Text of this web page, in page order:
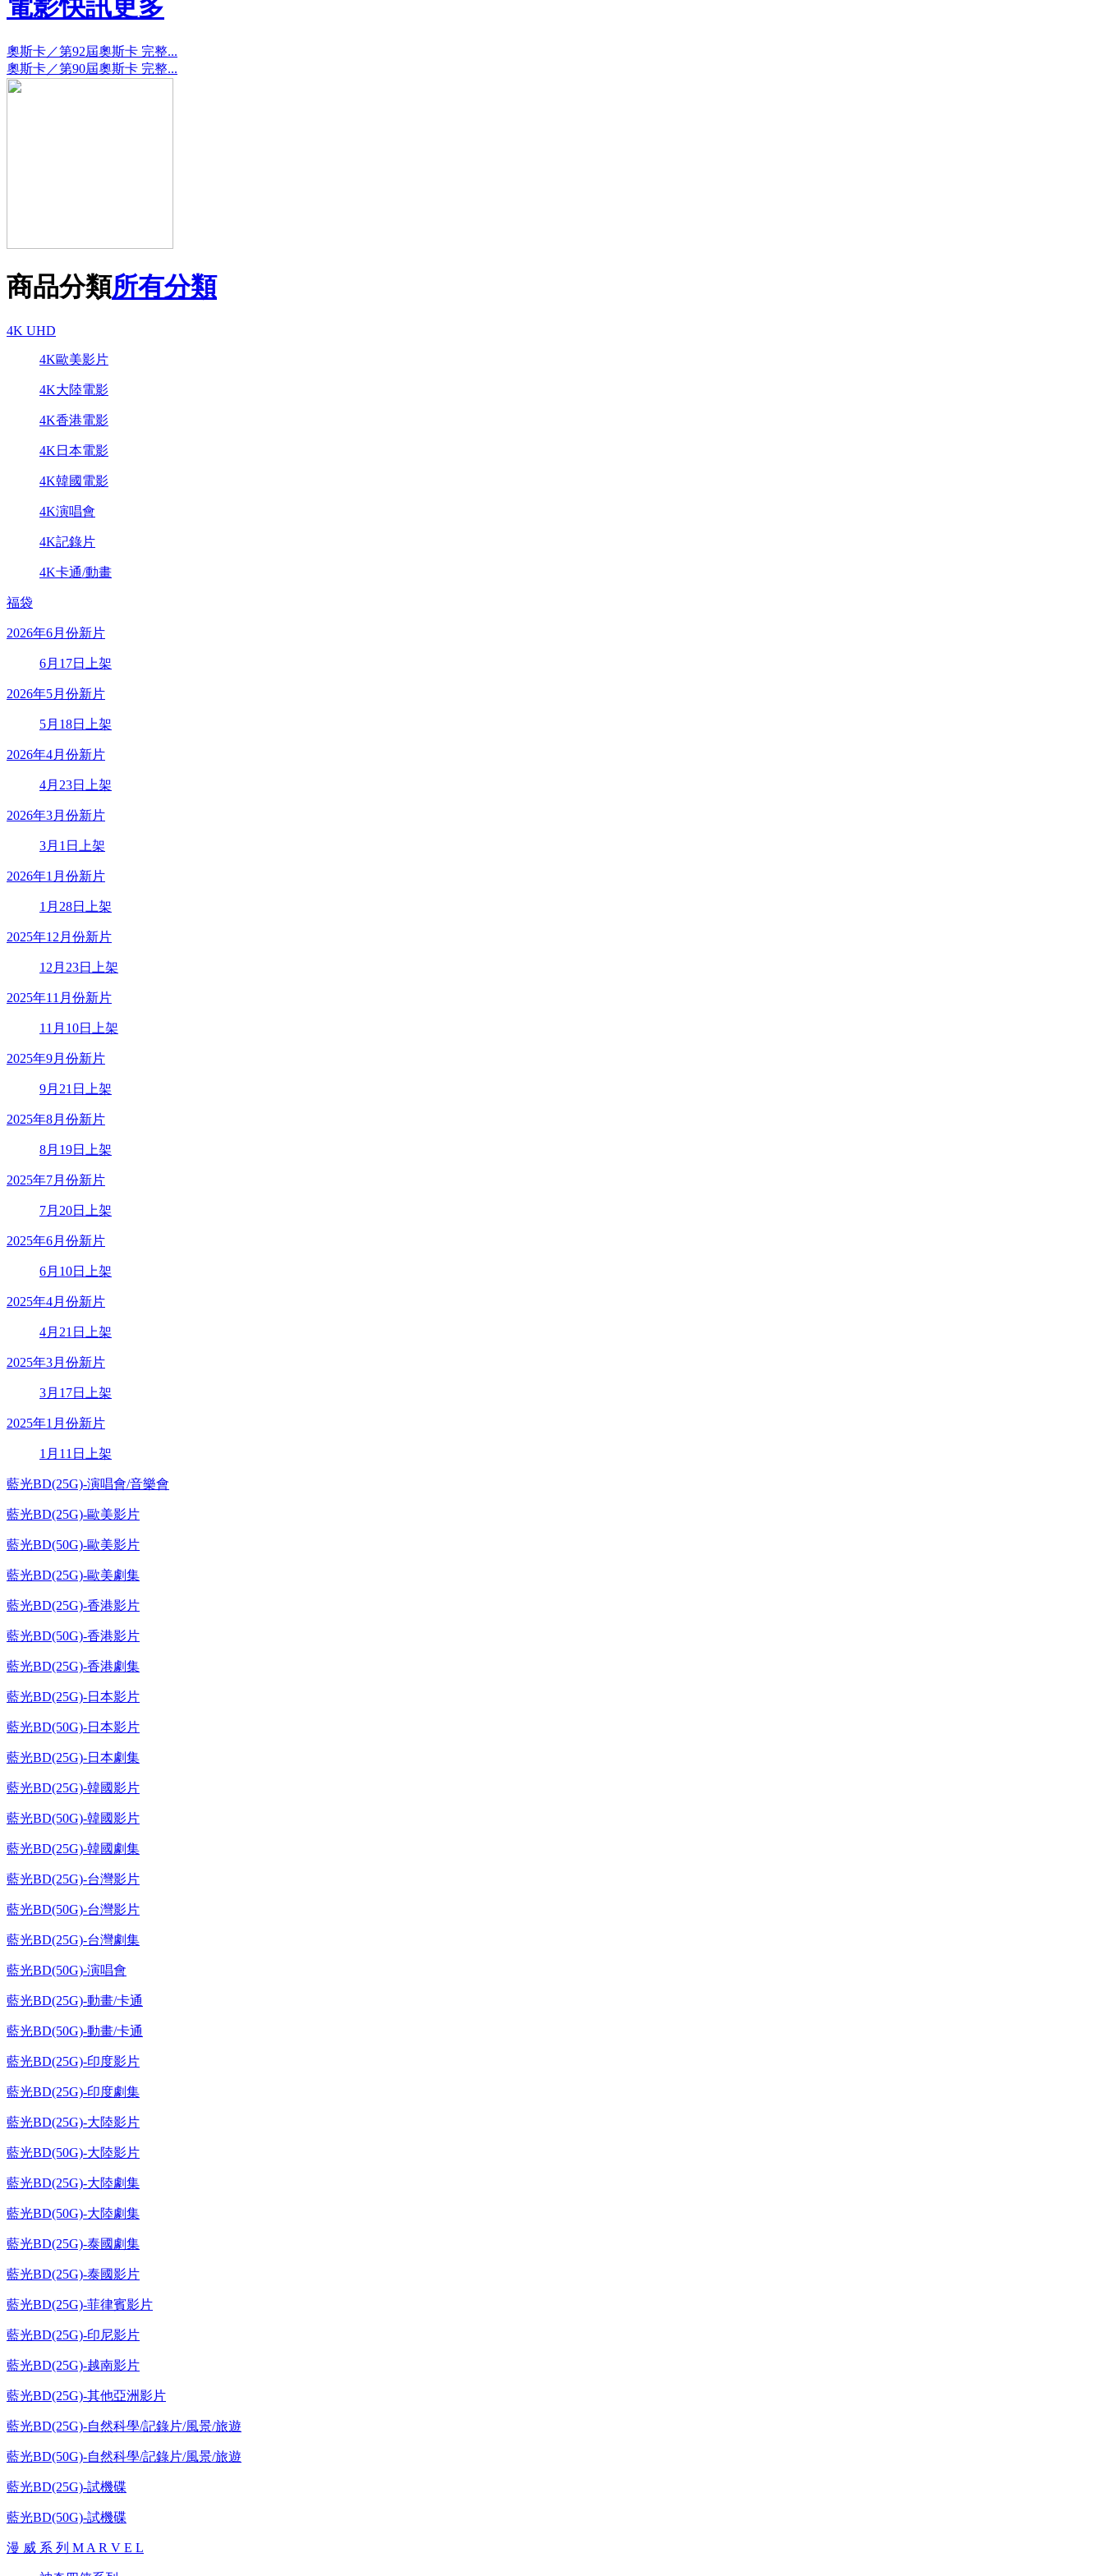
電影快訊更多
奧斯卡／第92屆奧斯卡 完整...
奧斯卡／第90屆奧斯卡 完整...
商品分類所有分類
4K UHD
4K歐美影片
4K大陸電影
4K香港電影
4K日本電影
4K韓國電影
4K演唱會
4K記錄片
4K卡通/動畫
福袋
2026年6月份新片
6月17日上架
2026年5月份新片
5月18日上架
2026年4月份新片
4月23日上架
2026年3月份新片
3月1日上架
2026年1月份新片
1月28日上架
2025年12月份新片
12月23日上架
2025年11月份新片
11月10日上架
2025年9月份新片
9月21日上架
2025年8月份新片
8月19日上架
2025年7月份新片
7月20日上架
2025年6月份新片
6月10日上架
2025年4月份新片
4月21日上架
2025年3月份新片
3月17日上架
2025年1月份新片
1月11日上架
藍光BD(25G)-演唱會/音樂會
藍光BD(25G)-歐美影片
藍光BD(50G)-歐美影片
藍光BD(25G)-歐美劇集
藍光BD(25G)-香港影片
藍光BD(50G)-香港影片
藍光BD(25G)-香港劇集
藍光BD(25G)-日本影片
藍光BD(50G)-日本影片
藍光BD(25G)-日本劇集
藍光BD(25G)-韓國影片
藍光BD(50G)-韓國影片
藍光BD(25G)-韓國劇集
藍光BD(25G)-台灣影片
藍光BD(50G)-台灣影片
藍光BD(25G)-台灣劇集
藍光BD(50G)-演唱會
藍光BD(25G)-動畫/卡通
藍光BD(50G)-動畫/卡通
藍光BD(25G)-印度影片
藍光BD(25G)-印度劇集
藍光BD(25G)-大陸影片
藍光BD(50G)-大陸影片
藍光BD(25G)-大陸劇集
藍光BD(50G)-大陸劇集
藍光BD(25G)-泰國劇集
藍光BD(25G)-泰國影片
藍光BD(25G)-菲律賓影片
藍光BD(25G)-印尼影片
藍光BD(25G)-越南影片
藍光BD(25G)-其他亞洲影片
藍光BD(25G)-自然科學/記錄片/風景/旅遊
藍光BD(50G)-自然科學/記錄片/風景/旅遊
藍光BD(25G)-試機碟
藍光BD(50G)-試機碟
漫 威 系 列 M A R V E L